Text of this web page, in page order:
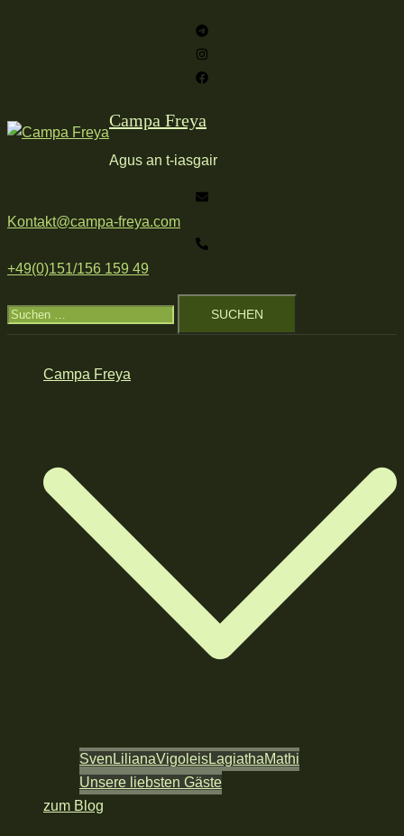
Campa Freya
Agus an t-iasgair
Kontakt@campa-freya.com
+49(0)151/156 159 49
Suchen
nach:
Campa Freya
Sven LilianaVigoleisLagiathaMathi
Unsere liebsten Gäste
zum Blog